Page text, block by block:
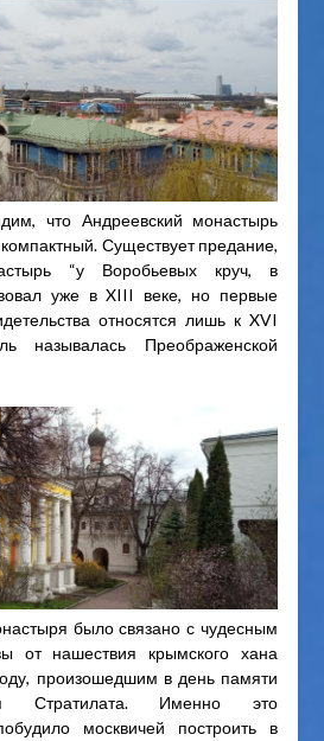
что Андреевский монастырь
Существует предание,
“у Воробьевых круч, в
уже в XIII веке, но первые
относятся лишь к XVI
называлась Преображенской
было связано с чудесным
от нашествия крымского хана
произошедшим в день памяти
Стратилата. Именно это
москвичей построить в